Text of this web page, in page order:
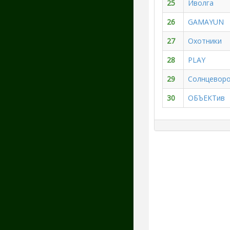
25
Иволга
26
GAMAYUN
27
Охотники
28
PLAY
29
30
ОБЪЕКТив